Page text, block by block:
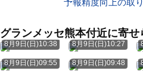
グランメッセ熊本付近に寄
8月9日(日)10:38 8月9日(日)10:27
8月9日(日)09:55 8月9日(日)09:48